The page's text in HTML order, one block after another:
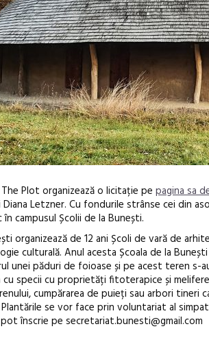
Plot organizează o licitație pe pagina sa
Letzner. Cu fondurile strânse cei din
campusul Școlii de la Bunești.
organizează de 12 ani Școli de vară de
culturală. Anul acesta Școala de la
unei păduri de foioase și pe acest teren
cu specii cu proprietăți fitoterapice și
cumpărarea de puieți sau arbori tineri
se vor face prin voluntariat al
înscrie pe secretariat.bunesti@gmail.com